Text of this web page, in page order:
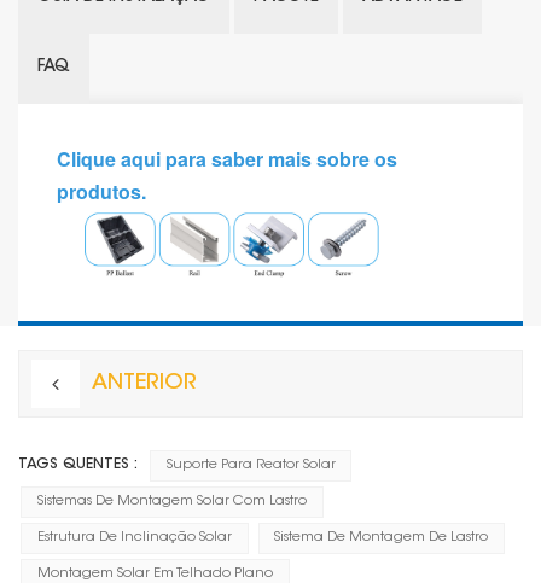
FAQ
Clique aqui para saber mais sobre os
produtos.
ANTERIOR
TAGS QUENTES : Suporte Para Reator Solar
Sistemas De Montagem Solar Com Lastro
Estrutura De Inclinação Solar Sistema De Montagem De Lastro
Montagem Solar Em Telhado Plano